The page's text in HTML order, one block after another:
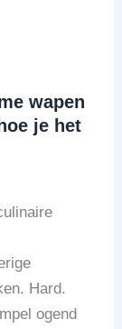
wapen
je het
Hard.
ogend